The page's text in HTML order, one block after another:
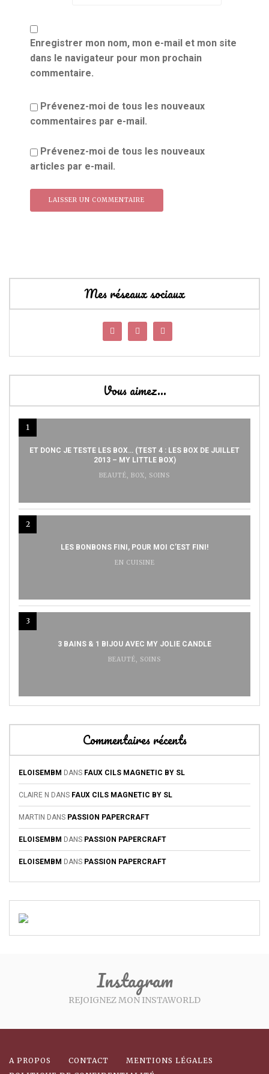
Enregistrer mon nom, mon e-mail et mon site
dans le navigateur pour mon prochain
commentaire.
Prévenez-moi de tous les nouveaux
commentaires par e-mail.
Prévenez-moi de tous les nouveaux
articles par e-mail.
Mes réseaux sociaux
Vous aimez…
1
ET DONC JE TESTE LES BOX… (TEST 4 : LES BOX DE JUILLET
2013 – MY LITTLE BOX)
BEAUTÉ, BOX, SOINS
2
LES BONBONS FINI, POUR MOI C’EST FINI!
EN CUISINE
3
3 BAINS & 1 BIJOU AVEC MY JOLIE CANDLE
BEAUTÉ, SOINS
Commentaires récents
ELOISEMBM DANS FAUX CILS MAGNETIC BY SL
CLAIRE N DANS FAUX CILS MAGNETIC BY SL
MARTIN DANS PASSION PAPERCRAFT
ELOISEMBM DANS PASSION PAPERCRAFT
ELOISEMBM DANS PASSION PAPERCRAFT
Instagram
REJOIGNEZ MON INSTAWORLD
A PROPOS CONTACT
MENTIONS LÉGALES